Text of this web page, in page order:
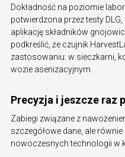
Dokładność na poziomie
potwierdzona przez testy
aplikację składników
podkreślić, że czujnik
zastosowaniu: w sieczkarni,
wozie asenizacyjnym.
Precyzja i jeszcze raz
Zabiegi związane z
szczegółowe dane, ale
nowoczesnych technologii w